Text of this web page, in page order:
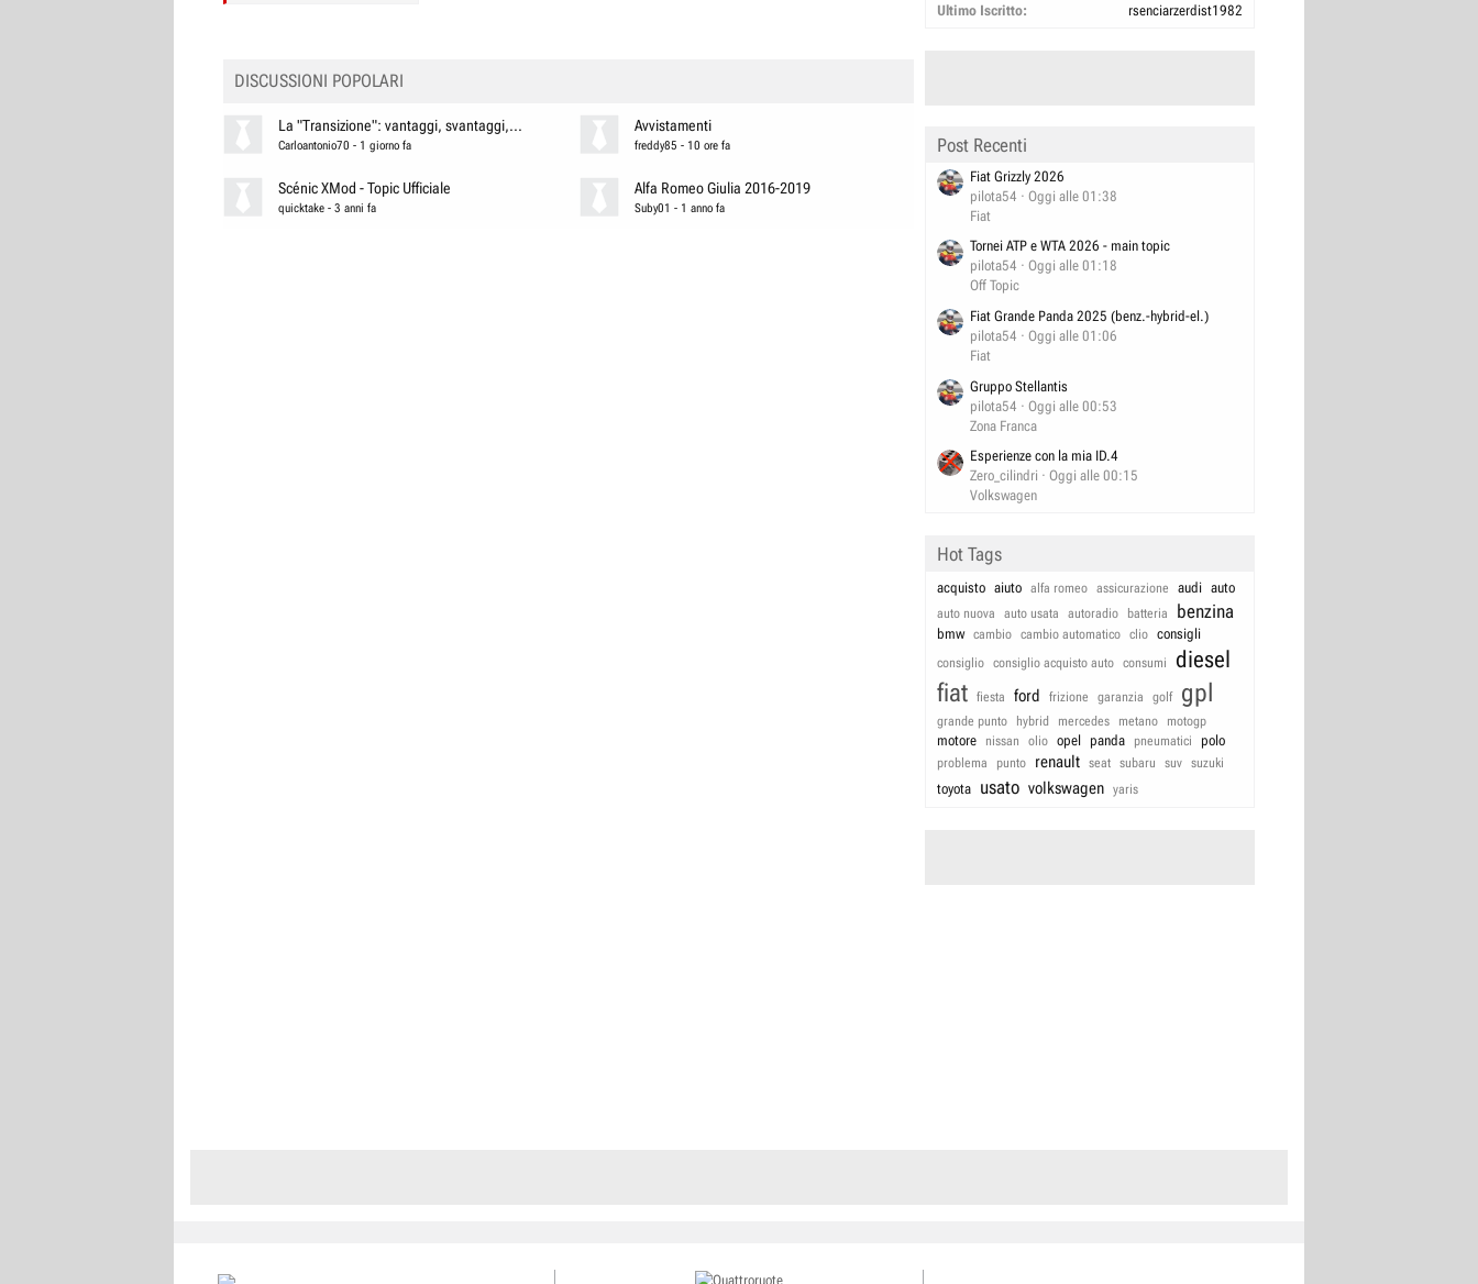
o
DISCUSSIONI POPOLARI
La "Transizione": vantaggi, svantaggi,...
Carloantonio70 - 1 giorno fa
Avvistamenti
freddy85 - 10 ore fa
Scénic XMod - Topic Ufficiale
quicktake - 3 anni fa
Alfa Romeo Giulia 2016-2019
Suby01 - 1 anno fa
Ultimo Iscritto
rsenciarzerdist1982
Post Recenti
Fiat Grizzly 2026
pilota54
Oggi alle 01:38
Fiat
Tornei ATP e WTA 2026 - main topic
pilota54
Oggi alle 01:18
Off Topic
Fiat Grande Panda 2025 (benz.-hybrid-el.)
pilota54
Oggi alle 01:06
Fiat
Gruppo Stellantis
pilota54
Oggi alle 00:53
Zona Franca
Esperienze con la mia ID.4
Zero_cilindri
Oggi alle 00:15
Volkswagen
Hot Tags
acquisto aiuto alfa romeo assicurazione audi auto
auto nuova auto usata autoradio batteria benzina
bmw cambio cambio automatico clio consigli
consiglio consiglio acquisto auto consumi diesel
fiat fiesta ford frizione garanzia golf gpl
grande punto hybrid mercedes metano motogp
motore nissan olio opel panda pneumatici polo
problema punto renault seat subaru suv suzuki
toyota usato volkswagen yaris